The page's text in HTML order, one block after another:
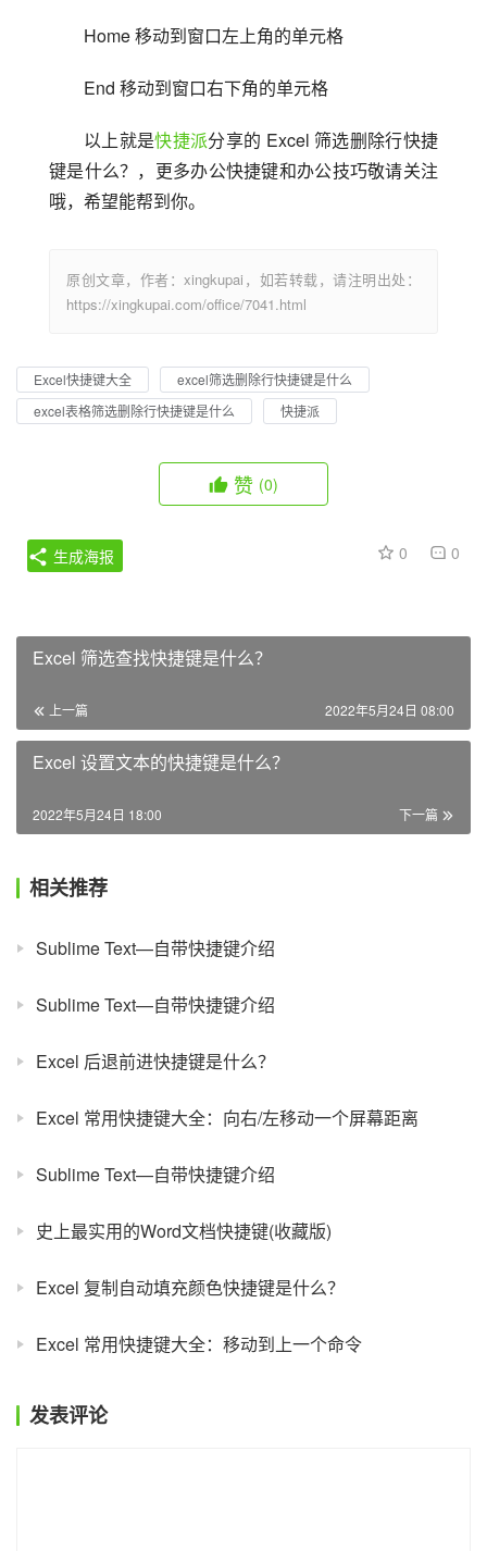
Home 移动到窗口左上角的单元格
End 移动到窗口右下角的单元格
以上就是快捷派分享的 Excel 筛选删除行快捷
键是什么？，更多办公快捷键和办公技巧敬请关注
哦，希望能帮到你。
原创文章，作者：xingkupai，如若转载，请注明出处：
https://xingkupai.com/office/7041.html
Excel快捷键大全
excel筛选删除行快捷键是什么
excel表格筛选删除行快捷键是什么
快捷派
赞 (0)
0 0
生成海报
Excel 筛选查找快捷键是什么？
上一篇 2022年5月24日 08:00
Excel 设置文本的快捷键是什么？
下一篇
2022年5月24日 18:00
相关推荐
Sublime Text—自带快捷键介绍
Sublime Text—自带快捷键介绍
Excel 后退前进快捷键是什么？
Excel 常用快捷键大全：向右/左移动一个屏幕距离
Sublime Text—自带快捷键介绍
史上最实用的Word文档快捷键(收藏版)
Excel 复制自动填充颜色快捷键是什么？
Excel 常用快捷键大全：移动到上一个命令
发表评论